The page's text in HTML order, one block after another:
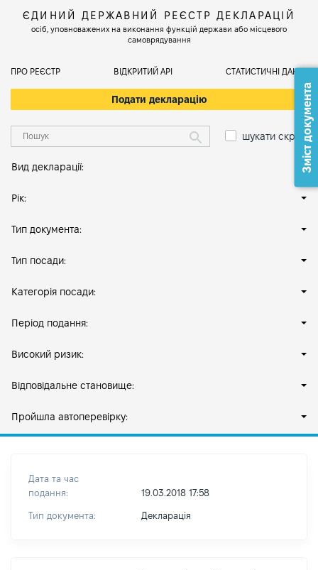
ЄДИНИЙ ДЕРЖАВНИЙ РЕЄСТР ДЕКЛАРАЦІЙ
осіб, уповноважених на виконання функцій держави або місцевого
самоврядування
ПРО РЕЄСТР ВІДКРИТИЙ АРІ СТАТИСТИЧНІ ДАНІ
Подати декларацію
шукати скрізь
Вид декларації:
Рік:
Тип документа:
Тип посади:
Категорія посади:
Період подання:
Високий ризик:
Відповідальне становище:
Пройшла автоперевірку:
Дата та час
подання:
19.03.2018 17:58
Тип документа: Декларація
Зміст документа